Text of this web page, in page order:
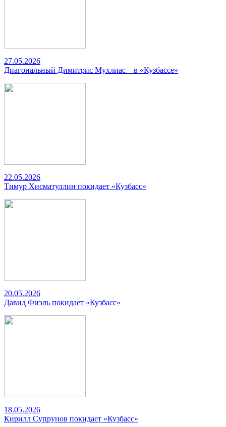
27.05.2026
Диагональный Димитрис Мухлиас – в «Кузбассе»
22.05.2026
Тимур Хисматуллин покидает «Кузбасс»
20.05.2026
Давид Фиэль покидает «Кузбасс»
18.05.2026
Кирилл Супрунов покидает «Кузбасс»